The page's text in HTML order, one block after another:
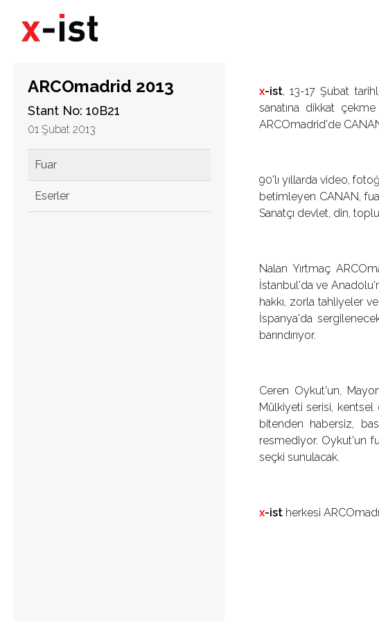
ARCOmadrid 2013
Stant No: 10B21
01 Şubat 2013
Fuar
Eserler
x-ist, 13-17 Şubat
sanatına dikkat
ARCOmadrid'de
90'lı yıllarda video,
betimleyen CANAN,
Sanatçı devlet, din,
Nalan Yırtmaç
İstanbul'da ve
hakkı, zorla tahliyeler
İspanya'da
barındırıyor.
Ceren Oykut'un,
Mülkiyeti serisi,
bitenden habersiz,
resmediyor. Oykut'un
seçki sunulacak.
x-istherkesi